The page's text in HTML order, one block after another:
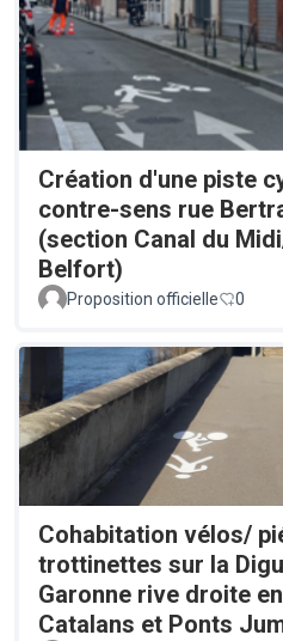
Création d'une piste
contre-sens rue
(section Canal du
Belfort)
Proposition officielle 0
Cohabitation vélos/
trottinettes sur la
Garonne rive droite
Catalans et Ponts